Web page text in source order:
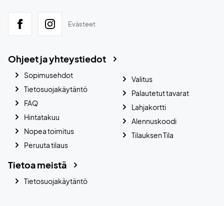
Evästeet
Ohjeet ja yhteystiedot
Sopimusehdot
Tietosuojakäytäntö
FAQ
Hintatakuu
Nopea toimitus
Peruuta tilaus
Valitus
Palautetut tavarat
Lahjakortti
Alennuskoodi
Tilauksen Tila
Tietoa meistä
Tietosuojakäytäntö